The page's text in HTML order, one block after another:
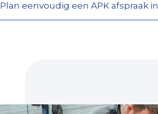
Plan eenvoudig een APK afspraak in